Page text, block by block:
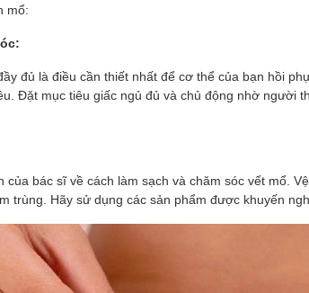
mổ:
đủ là điều cần thiết nhất để cơ thể của bạn hồi
Đặt mục tiêu giấc ngủ đủ và chủ động nhờ người
của bác sĩ về cách làm sạch và chăm sóc vết mổ.
trùng. Hãy sử dụng các sản phẩm được khuyến